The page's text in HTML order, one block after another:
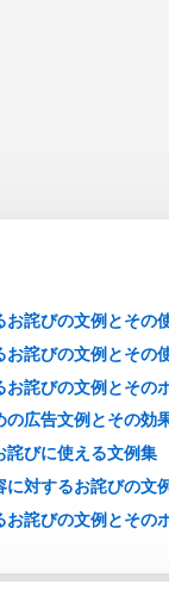
お詫びの文例とその
お詫びの文例とその
お詫びの文例とその
の広告文例とその効
詫びに使える文例集
に対するお詫びの文
お詫びの文例とその